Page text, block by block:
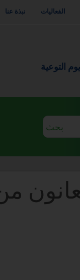
نبذة عنا الفعاليات
يوم التوعية
استعلام
البحث